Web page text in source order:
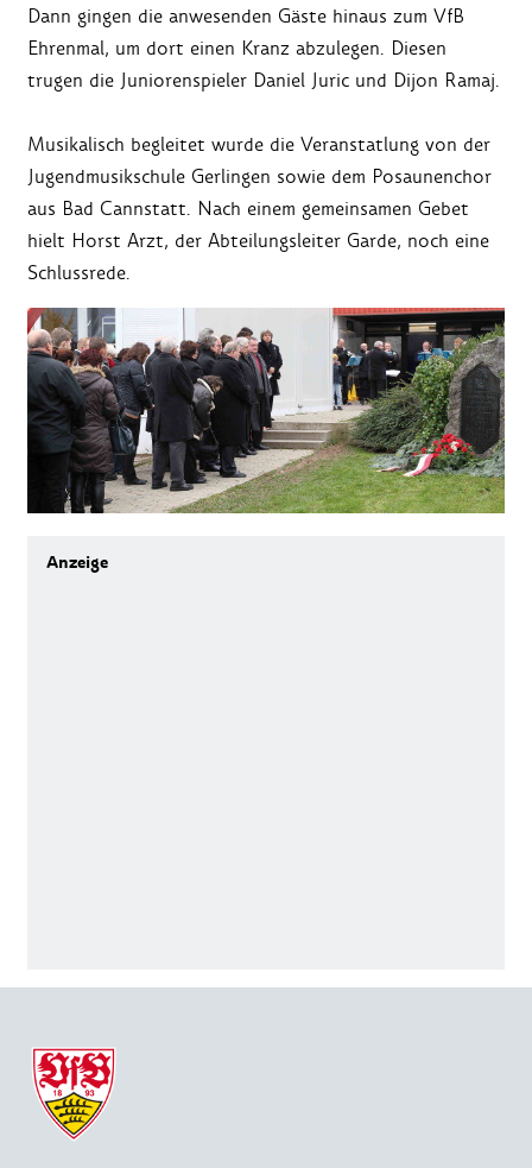
Dann gingen die anwesenden Gäste hinaus zum VfB
Ehrenmal, um dort einen Kranz abzulegen. Diesen
trugen die Juniorenspieler Daniel Juric und Dijon Ramaj.
Musikalisch begleitet wurde die Veranstatlung von der
Jugendmusikschule Gerlingen sowie dem Posaunenchor
aus Bad Cannstatt. Nach einem gemeinsamen Gebet
hielt Horst Arzt, der Abteilungsleiter Garde, noch eine
Schlussrede.